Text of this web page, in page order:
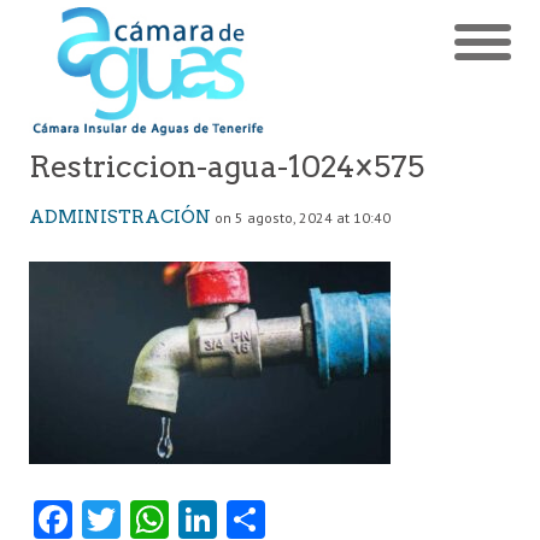
Restriccion-agua-1024×575
ADMINISTRACIÓN on 5 agosto, 2024 at 10:40
Fa T W Li